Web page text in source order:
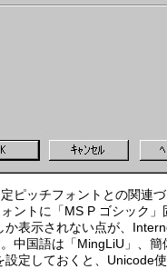
ピッチフォントとの関連
ントに「MS P ゴシック
表示されない点が、
中国語は「MingLiU」、
定しておくと、Unicode